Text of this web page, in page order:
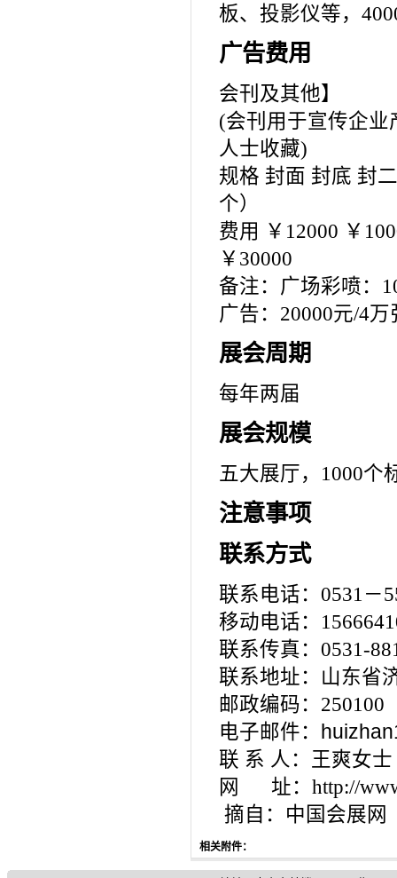
板、投影仪等，
广告费用
会刊及其他】
(会刊用于宣传企
人士收藏)
规格 封面 封底 封
个）
费用 ￥12000 ￥
￥30000
备注：广场彩喷：
广告：20000元/4万
展会周期
每年两届
展会规模
五大展厅，1000个
注意事项
联系方式
联系电话：0531－
移动电话：
联系传真：0531-
联系地址：山东省
邮政编码：250100
电子邮件：
联 系 人：王爽女士
网 址：http://
摘自：中国会展网
相关附件：